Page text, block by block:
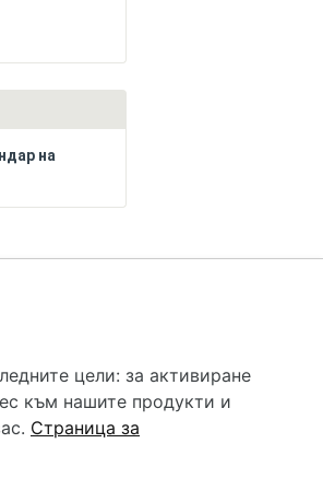
на
за обновяване и
да бъдат опасни за
цели: за активиране
към нашите продукти и
. Страница за